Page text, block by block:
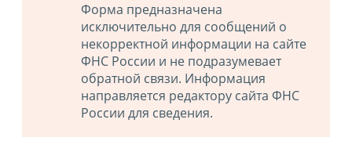
Форма предназначена
исключительно для сообщений о
некорректной информации на сайте
ФНС России и не подразумевает
обратной связи. Информация
направляется редактору сайта ФНС
России для сведения.